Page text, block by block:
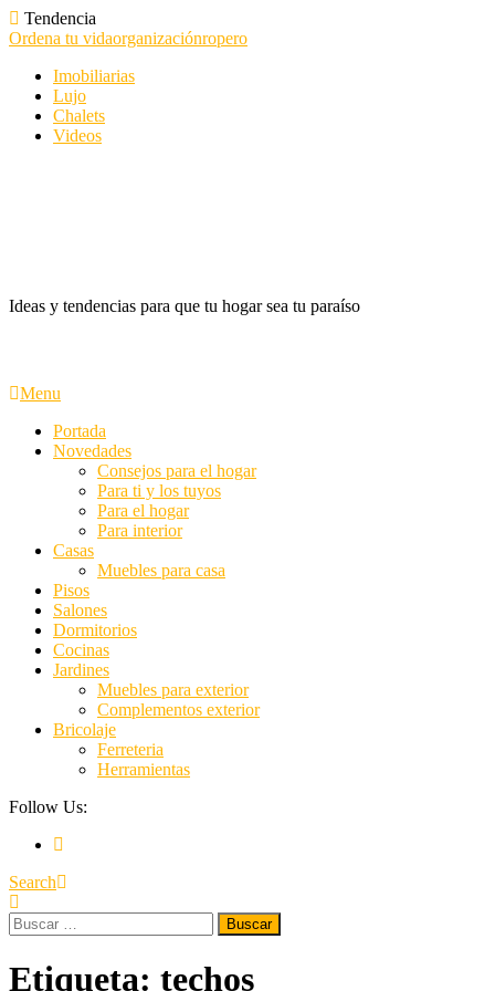
Skip
To
Tendencia
Ordena tu vidaorganizaciónropero
Imobiliarias
Lujo
Chalets
Videos
Ideas y tendencias para que tu hogar sea tu paraíso
Menu
Portada
Novedades
Consejos para el hogar
Para ti y los tuyos
Para el hogar
Para interior
Casas
Muebles para casa
Pisos
Salones
Dormitorios
Cocinas
Jardines
Muebles para exterior
Complementos exterior
Bricolaje
Ferreteria
Herramientas
Follow Us:
Search
Buscar:
Etiqueta: techos